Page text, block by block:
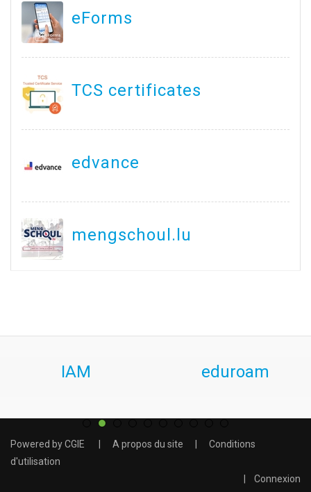
eForms
TCS certificates
edvance
mengschoul.lu
IAM eduroam
Powered byCGIE A propos du site
Conditions
d'utilisation
Connexion